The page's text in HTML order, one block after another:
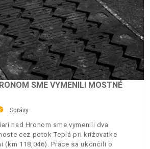
SME VYMENILI MOSTNÉ
Správy
nad Hronom sme vymenili dva
cez potok Teplá pri križovatke
(km 118,046). Práce sa ukončili o